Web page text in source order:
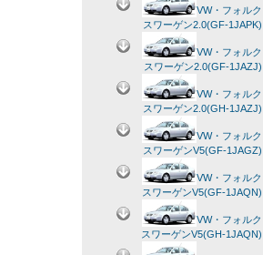
VW・フォルク
スワーゲン2.0(GF-1JAPK)
VW・フォルク
スワーゲン2.0(GF-1JAZJ)
VW・フォルク
スワーゲン2.0(GH-1JAZJ)
VW・フォルク
スワーゲンV5(GF-1JAGZ)
VW・フォルク
スワーゲンV5(GF-1JAQN)
VW・フォルク
スワーゲンV5(GH-1JAQN)